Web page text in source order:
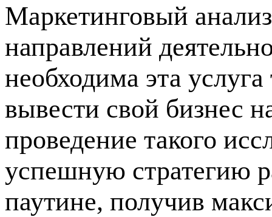
Маркетинговый
направлений
необходима эта
вывести свой бизнес
проведение такого
успешную стратегию
паутине, получив